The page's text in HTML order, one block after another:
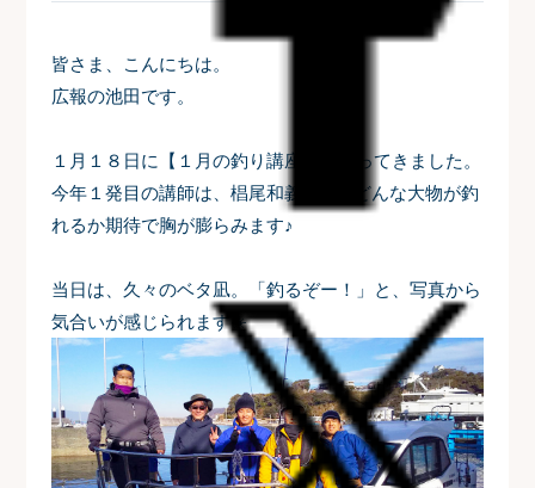
皆さま、こんにちは。
広報の池田です。
１月１８日に【１月の釣り講座】へ行ってきました。
今年１発目の講師は、椙尾和義さん⚓どんな大物が釣
れるか期待で胸が膨らみます♪
当日は、久々のベタ凪。「釣るぞー！」と、写真から
気合いが感じられます☀️